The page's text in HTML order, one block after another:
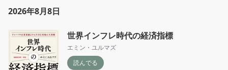
2026年8月8日
世界インフレ時代の経済指標
エミン・ユルマズ
読んでる